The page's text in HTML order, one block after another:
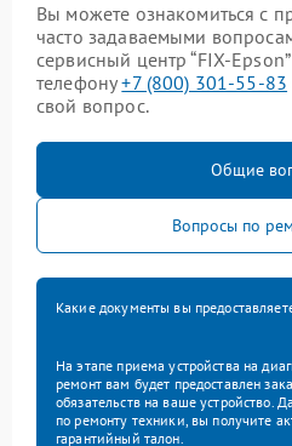
Вы можете ознакомиться с
часто задаваемыми
сервисный центр “FIX-
телефону+7 (800) 301-55-83
свой вопрос.
Общие
Вопросы по
Какие документы вы
На этапе приема устройства на
ремонт вам будет предоставлен
обязательств на ваше устройство.
по ремонту техники, вы получите
гарантийный талон.